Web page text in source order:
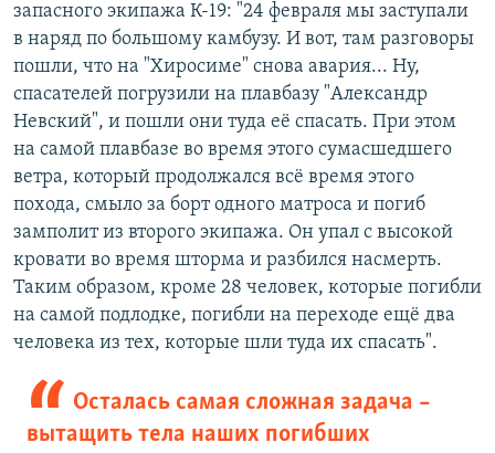
запасного экипажа К-19: "24 февраля мы заступали
в наряд по большому камбузу. И вот, там разговоры
пошли, что на "Хиросиме" снова авария... Ну,
спасателей погрузили на плавбазу "Александр
Невский", и пошли они туда её спасать. При этом
на самой плавбазе во время этого сумасшедшего
ветра, который продолжался всё время этого
похода, смыло за борт одного матроса и погиб
замполит из второго экипажа. Он упал с высокой
кровати во время шторма и разбился насмерть.
Таким образом, кроме 28 человек, которые погибли
на самой подлодке, погибли на переходе ещё два
человека из тех, которые шли туда их спасать".
Осталась самая сложная задача –
вытащить тела наших погибших